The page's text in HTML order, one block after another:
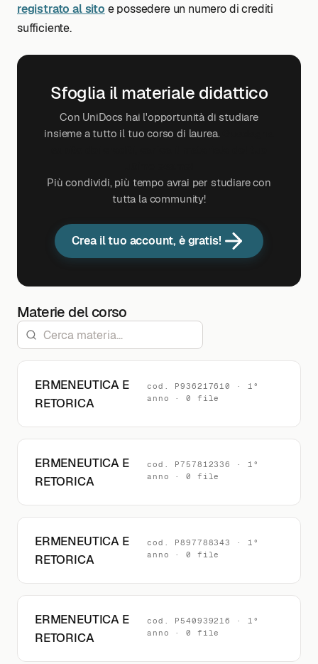
registrato al sito e possedere un numero di crediti
sufficiente.
Sfoglia il materiale didattico
Con UniDocs hai l'opportunità di studiare
insieme a tutto il tuo corso di laurea.
Più condividi, più tempo avrai per studiare con
tutta la community!
Crea il tuo account, è gratis!
Materie del corso
ERMENEUTICA E
RETORICA
cod. P936217610 · 1°
anno · 0 file
ERMENEUTICA E
RETORICA
cod. P757812336 · 1°
anno · 0 file
ERMENEUTICA E
RETORICA
cod. P897788343 · 1°
anno · 0 file
ERMENEUTICA E
RETORICA
cod. P540939216 · 1°
anno · 0 file